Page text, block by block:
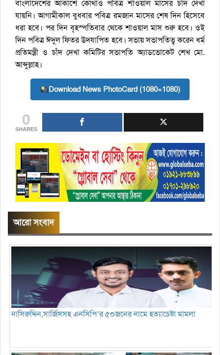
বাংলাদেশের আকাশে কোথাও পবিত্র শাওয়াল মাসের চাঁদ দেখা
যায়নি। আগামীকাল বুধবার পবিত্র রমজান মাসের শেষ দিন হিসেবে
ধরা হবে। পর দিন বৃহস্পতিবার থেকে শাওয়াল মাস শুরু হবে। ওই
দিন পবিত্র ঈদুল ফিতর উদযাপিত হবে। সভায় সভাপতিত্ব করেন ধর্ম
প্রতিমন্ত্রী ও চাঁদ দেখা কমিটির সভাপতি অ্যাডভোকেট শেখ মো.
আব্দুল্লাহ।
Download News PhotoCard (1080×1080)
0
SHARES
আরো সংবাদ
নাসিরুদ্দিন,সার্জিসসহ এনসিপি’র ৫০জনের নামে হত্যাচেষ্টা মামলা